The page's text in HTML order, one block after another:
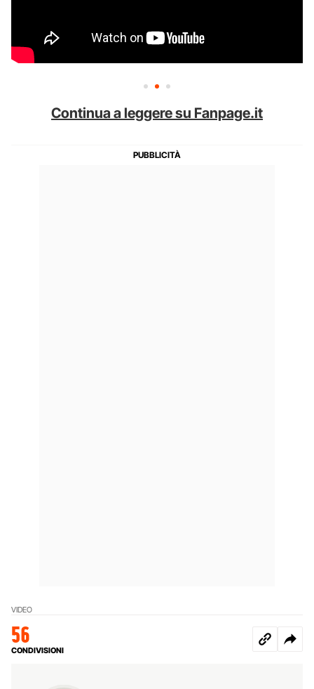
Continua a leggere su Fanpage.it
VIDEO
56
CONDIVISIONI